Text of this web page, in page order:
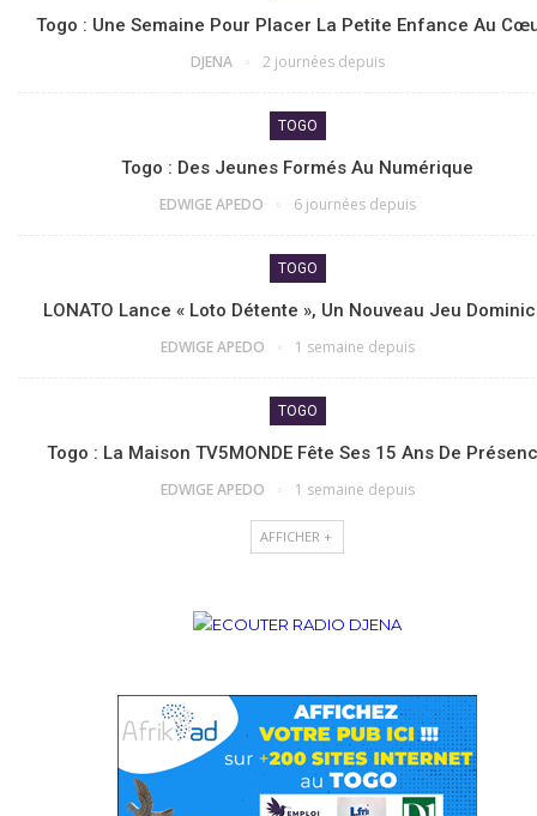
Togo : Une Semaine Pour Placer La Petite Enfance Au
DJENA 2 journées depuis
TOGO
Togo : Des Jeunes Formés Au Numérique
EDWIGE APEDO 6 journées depuis
TOGO
LONATO Lance « Loto Détente », Un Nouveau Jeu
EDWIGE APEDO 1 semaine depuis
TOGO
Togo : La Maison TV5MONDE Fête Ses 15 Ans De
EDWIGE APEDO 1 semaine depuis
AFFICHER +